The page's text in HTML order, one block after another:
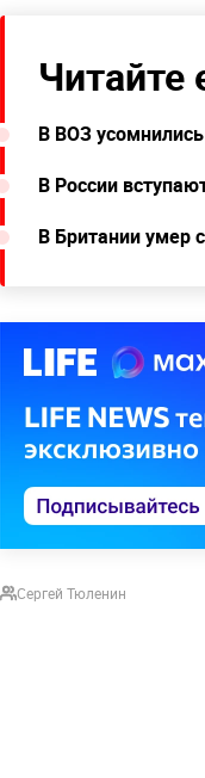
Читайте
В ВОЗ
В России
В Британии умер
Сергей Тюленин